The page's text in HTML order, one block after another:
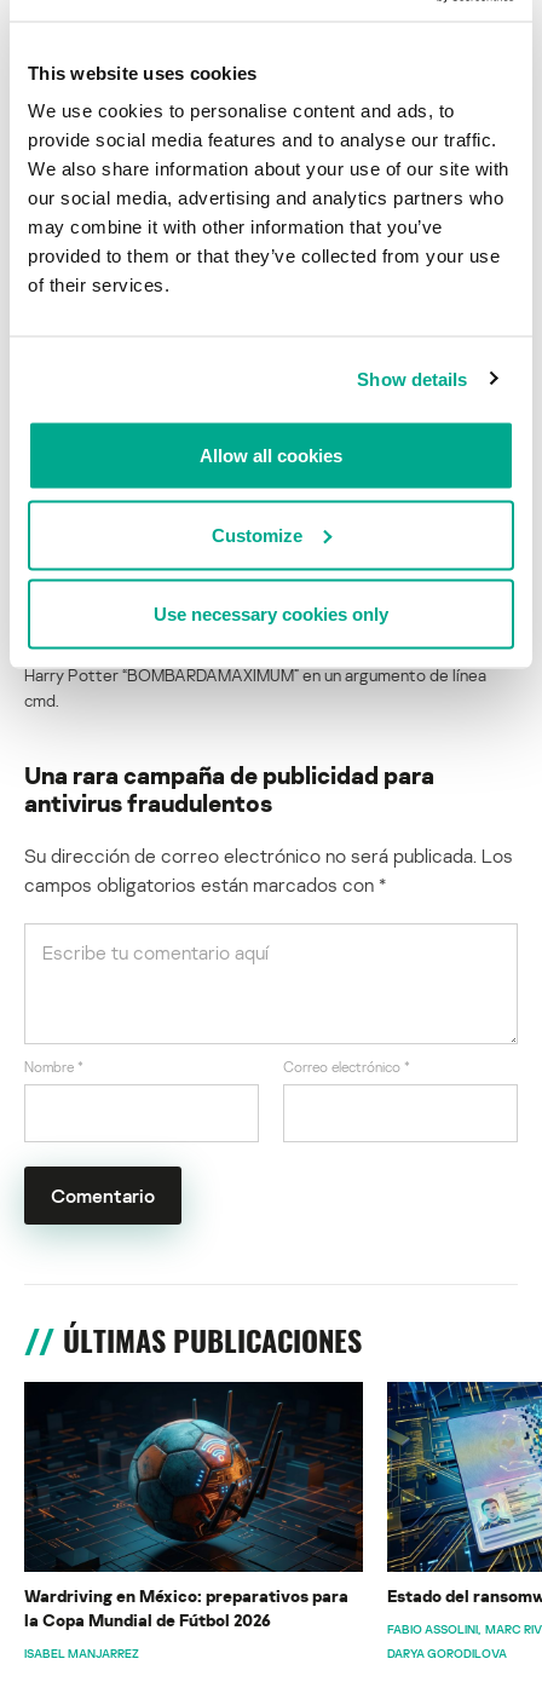
This website uses cookies
We use cookies to personalise content and ads, to
provide social media features and to analyse our traffic.
We also share information about your use of our site with
our social media, advertising and analytics partners who
may combine it with other information that you’ve
provided to them or that they’ve collected from your use
of their services.
Show details
Allow all cookies
Customize
Use necessary cookies only
antispyware-ranking
antispyware-gpl
antispyware-priority
antispyware-com
Detectamos estas páginas como “Hoax.HTML.Fakeantivirus.y”,
últimos meses. No parece que las páginas estén relacionadas con
“Lizamoon” (aunque puede haber algún cruce), y hay rumores de
antivirus fraudulento se está distribuyendo de forma activa. Los
analistas pueden notar que los escritores incluyeron la referencia a
Harry Potter “BOMBARDAMAXIMUM” en un argumento de línea
cmd.
Una rara campaña de publicidad para
antivirus fraudulentos
Su dirección de correo electrónico no será publicada. Los
campos obligatorios están marcados con *
Nombre * Correo electrónico *
ÚLTIMAS PUBLICACIONES
Wardriving en México: preparativos para
la Copa Mundial de Fútbol 2026
ISABEL MANJARREZ
Estado del
FABIO ASSOLINI MARC
DARYA GORODILOVA